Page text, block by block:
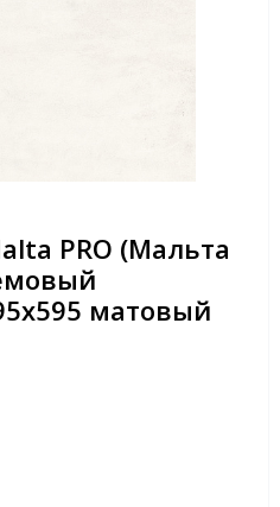
PRO (Мальта
матовый